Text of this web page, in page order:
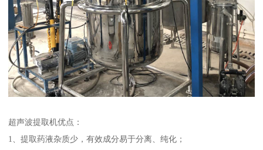
超声波提取机优点：
1、提取药液杂质少，有效成分易于分离、纯化；